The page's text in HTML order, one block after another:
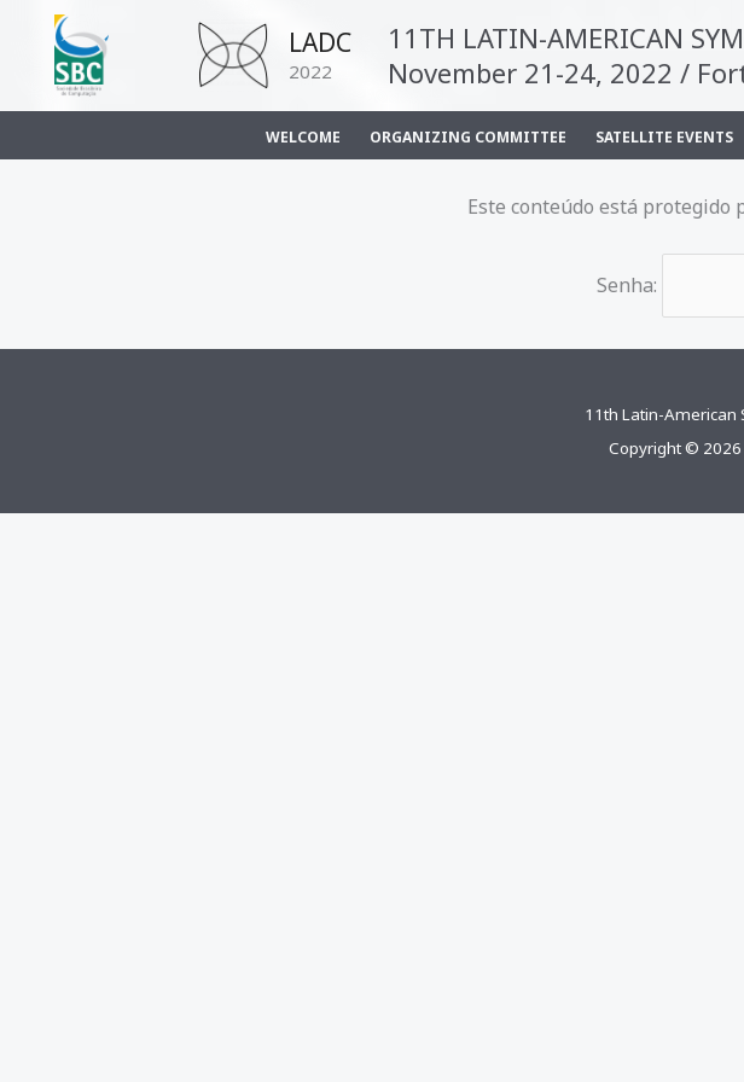
conteúdo
LADC
2022
11TH LATIN-AMERICAN
November 21-24, 2022 /
WELCOME ORGANIZING COMMITTEE SATELLITE EVENTS
Este conteúdo está protegido
Senha:
11th Latin-American
Copyright © 2026